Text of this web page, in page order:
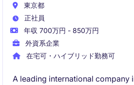
東京都
正社員
年収 700万円 - 850万円
外資系企業
在宅可・ハイブリッド勤務可
A leading international company